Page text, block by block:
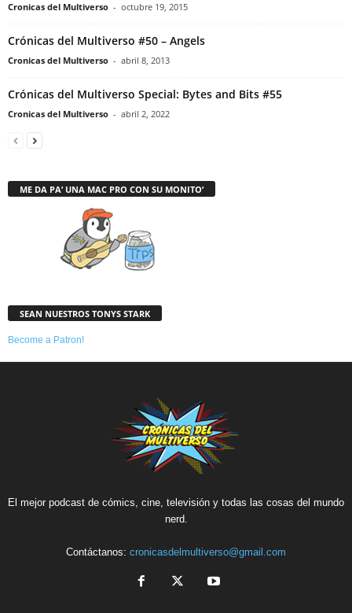
Cronicas del Multiverso - octubre 19, 2015
Crónicas del Multiverso #50 – Angels
Cronicas del Multiverso - abril 8, 2013
Crónicas del Multiverso Special: Bytes and Bits #55
Cronicas del Multiverso - abril 2, 2022
ME DA PA’ UNA MAC PRO CON SU MONITO’
SEAN NUESTROS TONYS STARK
Become a Patron!
El mejor podcast de cómics, cine, televisión y todas las cosas del mundo
nerd.
Contáctanos: cronicasdelmultiverso@gmail.com